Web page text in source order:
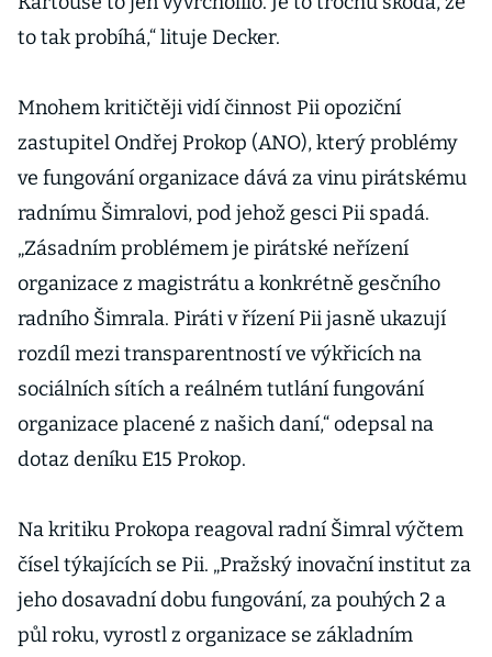
to tak probíhá,“ lituje Decker.
Mnohem kritičtěji vidí činnost Pii opoziční
zastupitel Ondřej Prokop (ANO), který problémy
ve fungování organizace dává za vinu pirátskému
radnímu Šimralovi, pod jehož gesci Pii spadá.
„Zásadním problémem je pirátské neřízení
organizace z magistrátu a konkrétně gesčního
radního Šimrala. Piráti v řízení Pii jasně ukazují
rozdíl mezi transparentností ve výkřicích na
sociálních sítích a reálném tutlání fungování
organizace placené z našich daní,“ odepsal na
dotaz deníku E15 Prokop.
Na kritiku Prokopa reagoval radní Šimral výčtem
čísel týkajících se Pii. „Pražský inovační institut za
jeho dosavadní dobu fungování, za pouhých 2 a
půl roku, vyrostl z organizace se základním